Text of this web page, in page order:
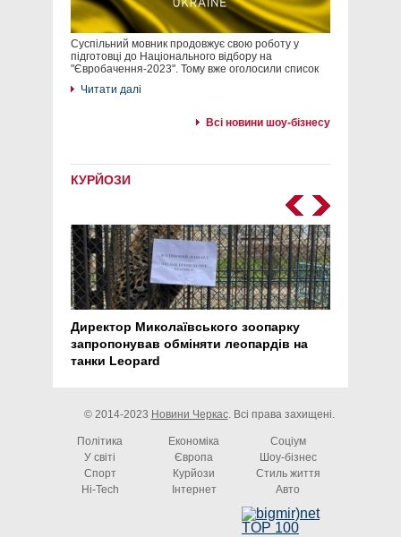
Суспільний мовник продовжує свою роботу у
підготовці до Національного відбору на
"Євробачення-2023". Тому вже оголосили список
Читати далі
Всі новини шоу-бізнесу
КУРЙОЗИ
Директор Миколаївського зоопарку
запропонував обміняти леопардів на
танки Leopard
© 2014-2023 Новини Черкас. Всі права захищені.
Політика Економіка
Соціум
У світі
Європа
Шоу-бізнес
Спорт
Курйози
Стиль життя
Hi-Tech
Інтернет Авто